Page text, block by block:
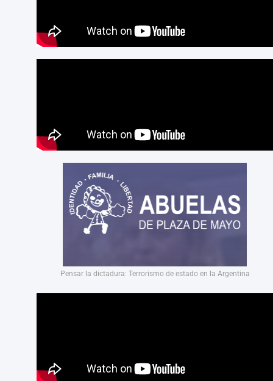
Pensar la dictadura: Terrorismo de estado en la Argentina